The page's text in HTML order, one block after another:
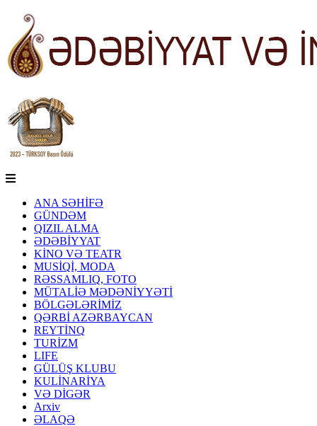
ANA SƏHİFƏ
GÜNDƏM
QIZIL ALMA
ƏDƏBİYYAT
KİNO VƏ TEATR
MUSİQİ, MODA
RƏSSAMLIQ, FOTO
MÜTALİƏ MƏDƏNİYYƏTİ
BÖLGƏLƏRİMİZ
QƏRBİ AZƏRBAYCAN
REYTİNQ
TURİZM
LIFE
GÜLÜŞ KLUBU
KULİNARİYA
VƏ DİGƏR
Arxiv
ƏLAQƏ